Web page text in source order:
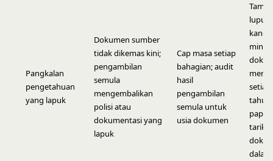
Pangkalan
pengetahuan
yang lapuk
Dokumen sumber
tidak dikemas kini;
pengambilan
semula
mengembalikan
polisi atau
dokumentasi yang
lapuk
Cap masa setiap
bahagian; audit
hasil
pengambilan
semula untuk
usia dokumen
luput
minta
tahun;
tarikh